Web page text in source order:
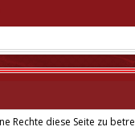
Rechte diese Seite zu